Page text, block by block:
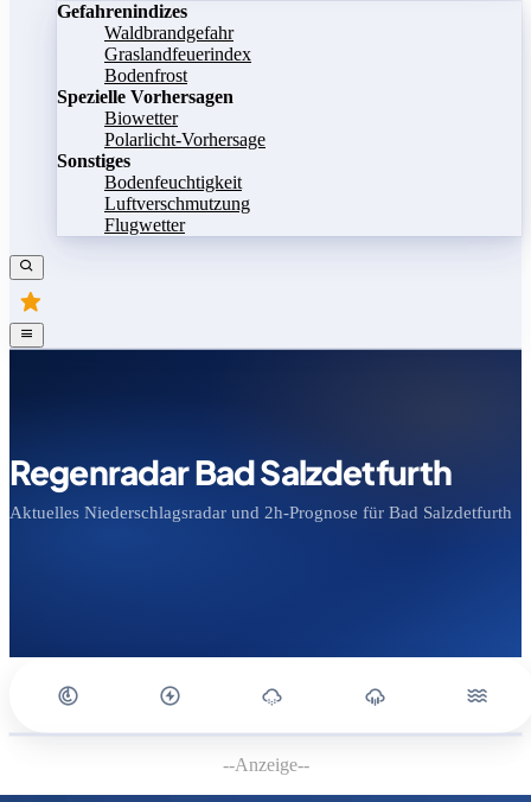
Gefahrenindizes
Waldbrandgefahr
Graslandfeuerindex
Bodenfrost
Spezielle Vorhersagen
Biowetter
Polarlicht-Vorhersage
Sonstiges
Bodenfeuchtigkeit
Luftverschmutzung
Flugwetter
Regenradar Bad Salzdetfurth
Aktuelles Niederschlagsradar und 2h-Prognose für Bad Salzdetfurth
--Anzeige--